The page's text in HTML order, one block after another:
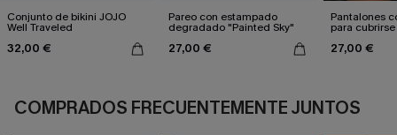
Conjunto de bikini JOJO
Well Traveled
32,00 €
Pareo con estampado
degradado "Painted Sky"
27,00 €
Pantalones
para
sol
27,00 €
COMPRADOS FRECUENTEMENTE JUNTOS